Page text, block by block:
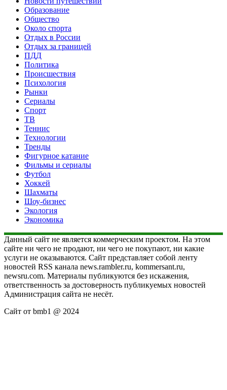
Образование
Общество
Около спорта
Отдых в России
Отдых за границей
ПДД
Политика
Происшествия
Психология
Рынки
Сериалы
Спорт
ТВ
Теннис
Технологии
Тренды
Фигурное катание
Фильмы и сериалы
Футбол
Хоккей
Шахматы
Шоу-бизнес
Экология
Экономика
Данный сайт не является коммерческим проектом. На этом
сайте ни чего не продают, ни чего не покупают, ни какие
услуги не оказываются. Сайт представляет собой ленту
новостей RSS канала news.rambler.ru, kommersant.ru,
newsru.com. Материалы публикуются без искажения,
ответственность за достоверность публикуемых новостей
Администрация сайта не несёт.
Сайт от bmb1 @ 2024